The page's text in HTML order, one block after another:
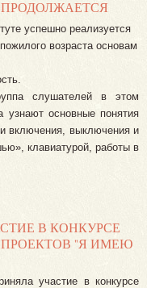
успешно реализуется
возраста основам
слушателей в этом
узнают основные понятия
включения, выключения и
клавиатурой, работы в
В КОНКУРСЕ
"Я ИМЕЮ
участие в конкурсе